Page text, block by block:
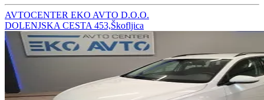
AVTOCENTER EKO AVTO D.O.O.
DOLENJSKA CESTA 453,Škofljica